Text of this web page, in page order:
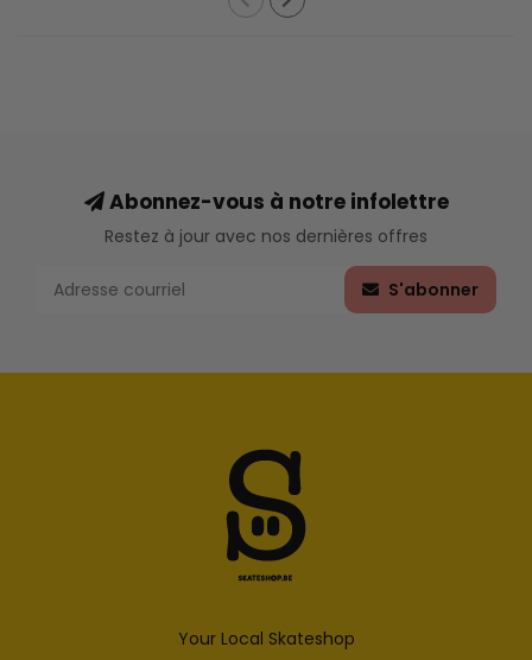
Abonnez-vous à notre infolettre
Restez à jour avec nos dernières offres
S'abonner
Your Local Skateshop